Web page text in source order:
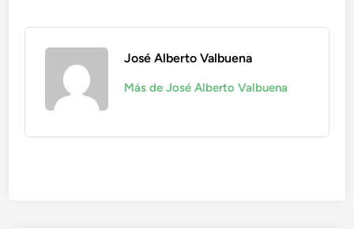
José Alberto Valbuena
Más de José Alberto Valbuena